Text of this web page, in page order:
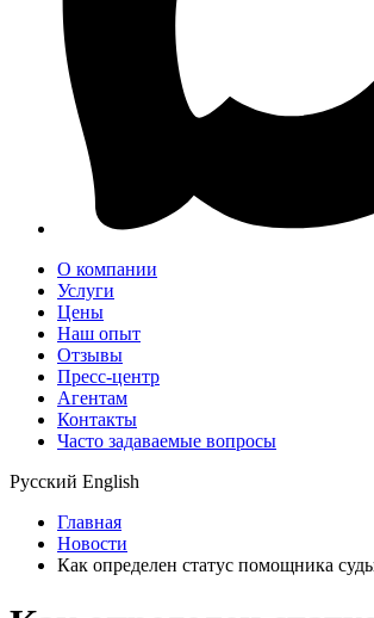
О компании
Услуги
Цены
Наш опыт
Отзывы
Пресс-центр
Агентам
Контакты
Часто задаваемые вопросы
Русский English
Главная
Новости
Как определен статус помощника